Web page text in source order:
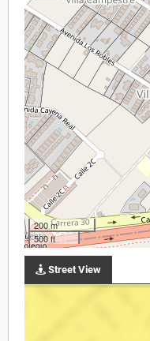
200 m
500 ft
Street View